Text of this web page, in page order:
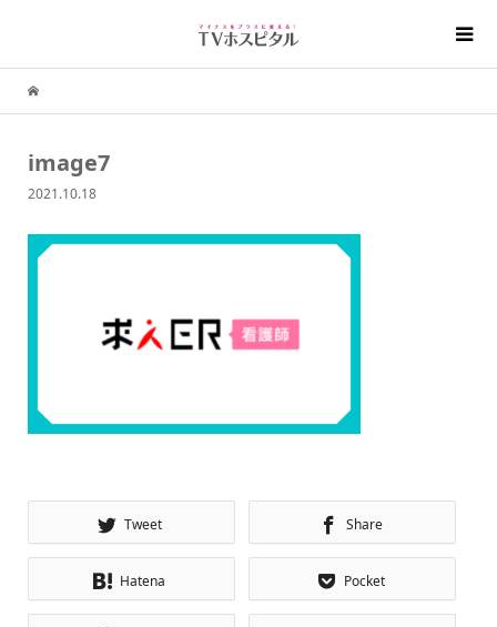
image7
2021.10.18
Tweet Share
Hatena Pocket